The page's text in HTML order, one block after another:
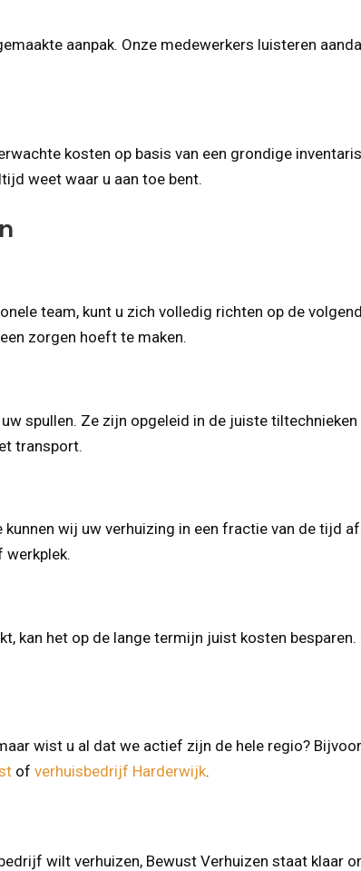
aanpak. Onze medewerkers luisteren
kosten op basis van een grondige
weet waar u aan toe bent.
team, kunt u zich volledig richten op de
zorgen hoeft te maken.
spullen. Ze zijn opgeleid in de juiste
transport.
wij uw verhuizing in een fractie van de tijd
werkplek.
kan het op de lange termijn juist kosten besparen.
wist u al dat we actief zijn de hele regio?
of verhuisbedrijf Harderwijk.
wilt verhuizen, Bewust Verhuizen staat klaar